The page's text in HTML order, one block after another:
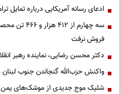
ادعای رسانه آمریکایی درباره
سه چهارم
فروش نرفت
دکتر محسن رضایی، نماینده رهبر
واکنش حزب‌الله گنجاندن جنوب
شلیک موج جدیدی از موشک‌های یمن